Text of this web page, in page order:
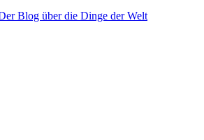
Blog über die Dinge der Welt